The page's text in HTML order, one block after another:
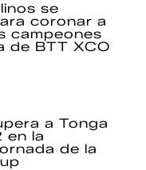
se
coronar a
campeones
de BTT XCO
a Tonga
en la
de la